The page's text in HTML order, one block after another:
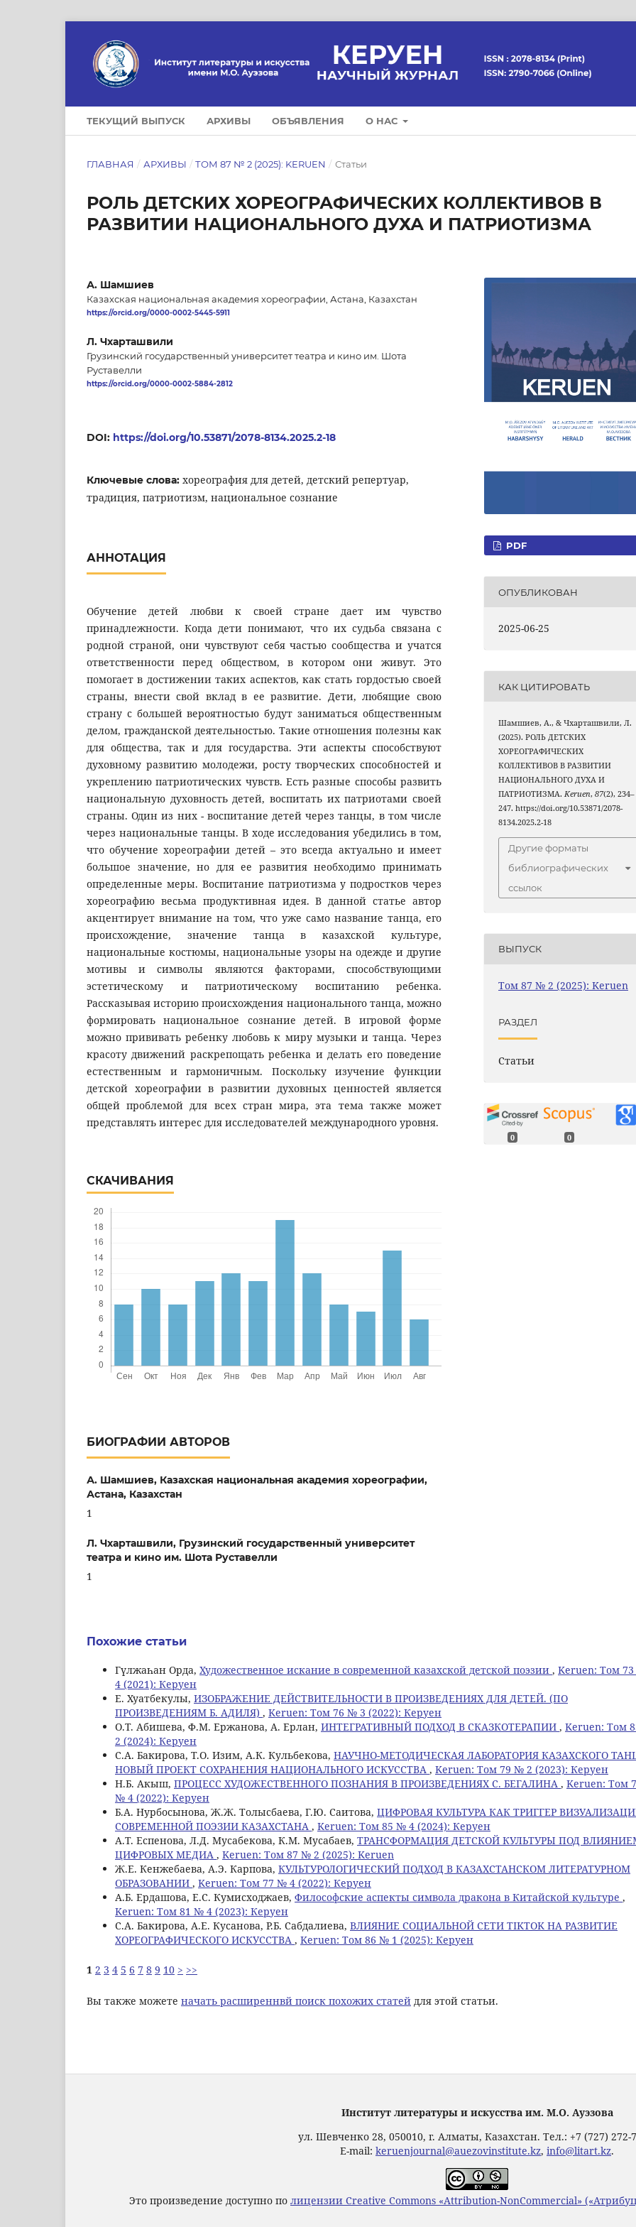
ТЕКУЩИЙ ВЫПУСК АРХИВЫ ОБЪЯВЛЕНИЯ О НАС
ГЛАВНАЯ / АРХИВЫ / ТОМ 87 № 2 (2025): KERUEN / Статьи
РОЛЬ ДЕТСКИХ ХОРЕОГРАФИЧЕСКИХ КОЛЛЕКТИВОВ В
РАЗВИТИИ НАЦИОНАЛЬНОГО ДУХА И ПАТРИОТИЗМА
А. Шамшиев
Казахская национальная академия хореографии, Астана, Казахстан
https://orcid.org/0000-0002-5445-5911
Л. Чхарташвили
Грузинский государственный университет театра и кино им. Шота
Руставелли
https://orcid.org/0000-0002-5884-2812
DOI: https://doi.org/10.53871/2078-8134.2025.2-18
Ключевые слова: хореография для детей, детский репертуар,
традиция, патриотизм, национальное сознание
АННОТАЦИЯ
Обучение детей любви к своей стране дает им чувство
принадлежности. Когда дети понимают, что их судьба связана с
родной страной, они чувствуют себя частью сообщества и учатся
ответственности перед обществом, в котором они живут. Это
помогает в достижении таких аспектов, как стать гордостью своей
страны, внести свой вклад в ее развитие. Дети, любящие свою
страну с большей вероятностью будут заниматься общественным
делом, гражданской деятельностью. Такие отношения полезны как
для общества, так и для государства. Эти аспекты способствуют
духовному развитию молодежи, росту творческих способностей и
укреплению патриотических чувств. Есть разные способы развить
национальную духовность детей, воспитать их патриотами своей
страны. Один из них - воспитание детей через танцы, в том числе
через национальные танцы. В ходе исследования убедились в том,
что обучение хореографии детей – это всегда актуально и имеет
большое значение, но для ее развития необходимо принимать
определенные меры. Воспитание патриотизма у подростков через
хореографию весьма продуктивная идея. В данной статье автор
акцентирует внимание на том, что уже само название танца, его
происхождение, значение танца в казахской культуре,
национальные костюмы, национальные узоры на одежде и другие
мотивы и символы являются факторами, способствующими
эстетическому и патриотическому воспитанию ребенка.
Рассказывая историю происхождения национального танца, можно
формировать национальное сознание детей. В игровой форме
можно прививать ребенку любовь к миру музыки и танца. Через
красоту движений раскрепощать ребенка и делать его поведение
естественным и гармоничным. Поскольку изучение функции
детской хореографии в развитии духовных ценностей является
общей проблемой для всех стран мира, эта тема также может
представлять интерес для исследователей международного уровня.
СКАЧИВАНИЯ
БИОГРАФИИ АВТОРОВ
А. Шамшиев, Казахская национальная академия хореографии,
Астана, Казахстан
1
Л. Чхарташвили, Грузинский государственный университет
театра и кино им. Шота Руставелли
1
PDF
ОПУБЛИКОВАН
2025-06-25
КАК ЦИТИРОВАТЬ
Шамшиев, А., & Чхарташвили, Л.
(2025). РОЛЬ ДЕТСКИХ
ХОРЕОГРАФИЧЕСКИХ
КОЛЛЕКТИВОВ В РАЗВИТИИ
НАЦИОНАЛЬНОГО ДУХА И
ПАТРИОТИЗМА.Keruen,87(2), 234–
247. https://doi.org/10.53871/2078-
8134.2025.2-18
Другие форматы
библиографических
ссылок
ВЫПУСК
Том 87 № 2 (2025): Keruen
РАЗДЕЛ
Статьи
0 0
Похожие статьи
Гүлжаһан Орда, Художественное искание в современной казахской детской поэзии , Keruen: Том
4 (2021): Керуен
Е. Хуатбекулы, ИЗОБРАЖЕНИЕ ДЕЙСТВИТЕЛЬНОСТИ В ПРОИЗВЕДЕНИЯХ ДЛЯ ДЕТЕЙ. (ПО
ПРОИЗВЕДЕНИЯМ Б. АДИЛЯ) , Keruen: Том 76 № 3 (2022): Керуен
О.T. Абишева, Ф.М. Ержанова, А. Ерлан, ИНТЕГРАТИВНЫЙ ПОДХОД В СКАЗКОТЕРАПИИ , Keruen: Том
2 (2024): Керуен
С.A. Бакирова, Т.О. Изим, А.К. Кульбекова, НАУЧНО-МЕТОДИЧЕСКАЯ ЛАБОРАТОРИЯ КАЗАХСКОГО
НОВЫЙ ПРОЕКТ СОХРАНЕНИЯ НАЦИОНАЛЬНОГО ИСКУССТВА , Keruen: Том 79 № 2 (2023): Керуен
Н.Б. Aкыш, ПРОЦЕСС ХУДОЖЕСТВЕННОГО ПОЗНАНИЯ В ПРОИЗВЕДЕНИЯХ С. БЕГАЛИНА , Keruen: Том
№ 4 (2022): Керуен
Б.А. Нурбосынова, Ж.Ж. Толысбаева, Г.Ю. Саитова, ЦИФРОВАЯ КУЛЬТУРА КАК ТРИГГЕР
СОВРЕМЕННОЙ ПОЭЗИИ КАЗАХСТАНА , Keruen: Том 85 № 4 (2024): Керуен
А.Т. Еспенова, Л.Д. Мусабекова, К.М. Мусабаев, ТРАНСФОРМАЦИЯ ДЕТСКОЙ КУЛЬТУРЫ ПОД
ЦИФРОВЫХ МЕДИА , Keruen: Том 87 № 2 (2025): Keruen
Ж.Е. Кенжебаева, А.Э. Карпова, КУЛЬТУРОЛОГИЧЕСКИЙ ПОДХОД В КАЗАХСТАНСКОМ ЛИТЕРАТУРНОМ
ОБРАЗОВАНИИ , Keruen: Том 77 № 4 (2022): Керуен
А.Б. Ердашова, Е.С. Кумисходжаев, Философские аспекты символа дракона в Китайской культуре ,
Keruen: Том 81 № 4 (2023): Керуен
С.А. Бакирова, А.Е. Кусанова, Р.Б. Сабдалиева, ВЛИЯНИЕ СОЦИАЛЬНОЙ СЕТИ TIKTOK НА РАЗВИТИЕ
ХОРЕОГРАФИЧЕСКОГО ИСКУССТВА , Keruen: Том 86 № 1 (2025): Керуен
1 2 3 4 5 6 7 8 9 10 > >>
Вы также можете начать расширеннвй поиск похожих статей для этой статьи.
Институт литературы и искусства им. М.О. Ауэзова
ул. Шевченко 28, 050010, г. Алматы, Казахстан. Тел.: +7 (727) 272-
E-mail: keruenjournal@auezovinstitute.kz, info@litart.kz.
Это произведение доступно по лицензии Creative Commons «Attribution-NonCommercial»